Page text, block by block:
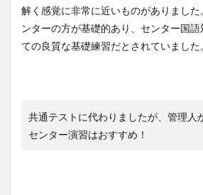
解く感覚に非常に近いものがありまし
ンターの方が基礎的あり、センター国
ての良質な基礎練習だとされていました
共通テストに代わりましたが、管理人
センター演習はおすすめ！